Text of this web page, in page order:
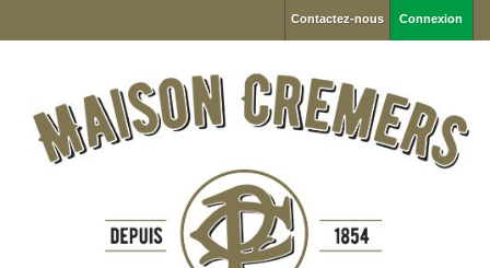
Connexion
Contactez-nous